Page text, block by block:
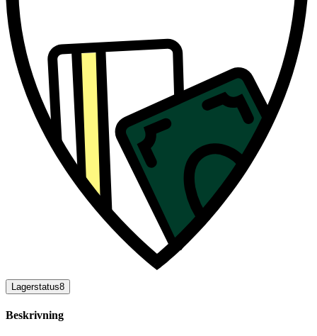
Lagerstatus8
Beskrivning